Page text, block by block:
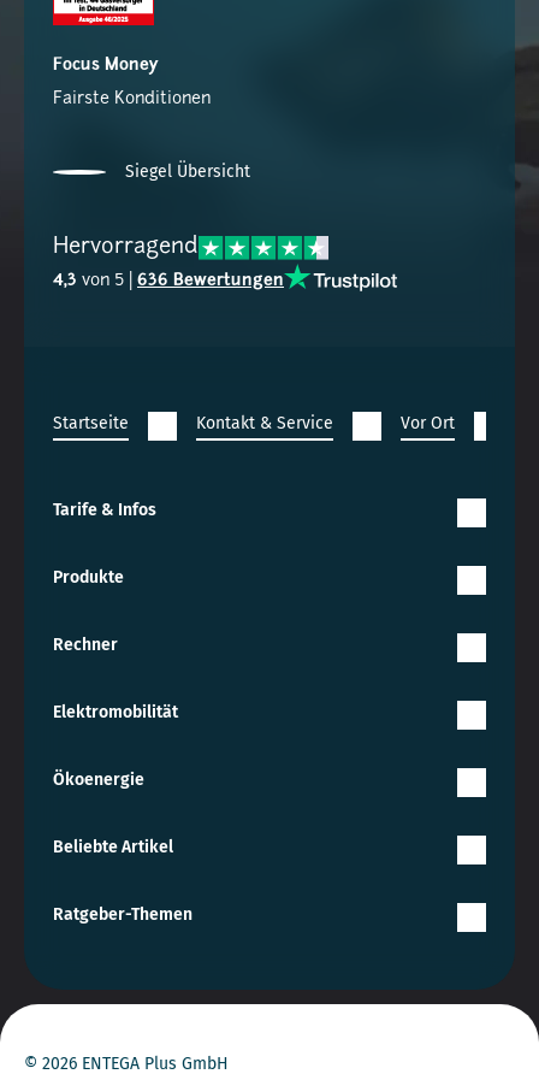
Focus Money
Fairste Konditionen
Siegel Übersicht
Hervorragend
4,3 von 5 | 636 Bewertungen
Startseite Kontakt & Service Vor Ort
Tarife & Infos
Produkte
Rechner
Elektromobilität
Ökoenergie
Beliebte Artikel
Ratgeber-Themen
© 2026 ENTEGA Plus GmbH